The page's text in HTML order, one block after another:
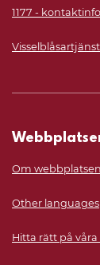
1177 -
Visselblåsartjänst
Om
Other languages
Hitta rätt på